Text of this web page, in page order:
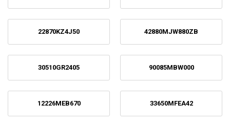
22870KZ4J50 42880MJW880ZB
30510GR2405 90085MBW000
12226MEB670 33650MFEA42